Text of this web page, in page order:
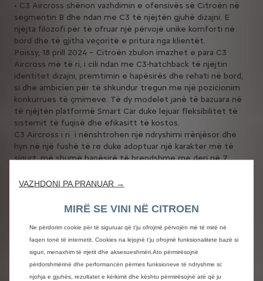
• C3 Aircross shënon vazhdimin e ofensivës së Citroën në
segmentin B dhe ndan me C3 të njëjtën gjuhë dizajni. E
njëjta filozofi për të ofruar një përvojë unike komforti në
bord dhe të gjitha veçoritë e pritura nga klientët.
Poissy, 18 prill 2024 – Citroën zbulon imazhet e para C3
Aircross më të ri, i cili ndan me C3-hatchback të njëjtin
identitet dizajni, premtimin e hapësirës dhe rehati në bord,
si dhe ambicien për të shkundur tregun me një pozicionim
konkurrues të çmimeve. Të dy modelet janë të bazuara në
të njëjtën platformë Smart Car duke lejuar fleksibilitet të
sistemit të fuqisë dhe efikasitt të kostos.
C3 Aircross i ri i nënshtrohen një ndryshimi rrënjësor dhe
hyn në një fushë të re duke adoptuar një karakter më të
sigurt, më shumë hapësirë ​​të brendshme me deri në 7
njëjtin nivel komforti në bord. I kombinuar me një pozicionim
muskuloz është plotësisht në përputhje me pritshmëritë e
Një dizajn modern dhe koherent. C3 Aircross krejtësisht i ri
përfshin elementet e gjuhës së stilit të ri të Citroën-it,
koncepti Oli ishte manifestimi dhe C3 realizimi i parë. Dizajni
i tij integron kështu identitetin e ri të markës dhe një gjuhë
formale të sigurt. Pjesa e përparme e saj shumë e
VAZHDONI PA PRANUAR →
MIRË SE VINI NË CITROEN
Ne përdorim cookie për të siguruar që t'ju ofrojmë përvojën më të mirë në
faqen tonë të internetit. Cookies na lejojnë t'ju ofrojmë funksionalitete bazë si
siguri, menaxhim të rrjetit dhe aksesueshmëri.Ato përmirësojnë
përdorshmërinë dhe performancën përmes funksioneve të ndryshme si:
njohja e gjuhës, rezultatet e kërkimit dhe kështu përmirësojnë atë që ju